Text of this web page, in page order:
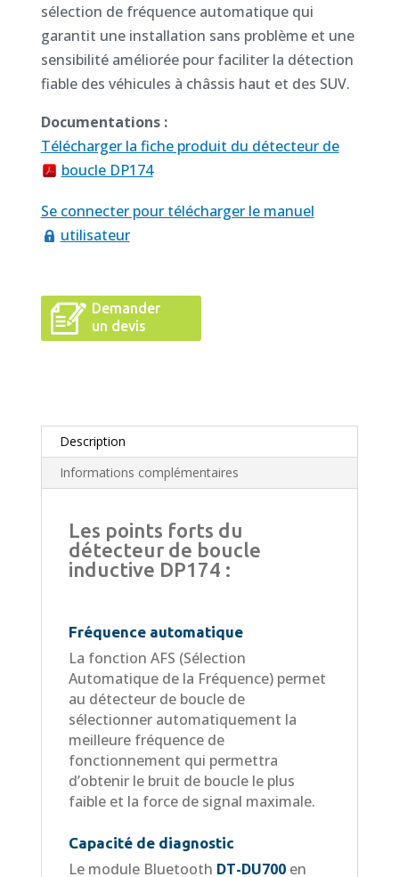
sélection de fréquence automatique qui
garantit une installation sans problème et une
sensibilité améliorée pour faciliter la détection
fiable des véhicules à châssis haut et des SUV.
Documentations :
Télécharger la fiche produit du détecteur de
boucle DP174
Se connecter pour télécharger le manuel
utilisateur
Demander
un devis
Description
Informations complémentaires
Les points forts du
détecteur de boucle
inductive DP174 :
Fréquence automatique
La fonction AFS (Sélection
Automatique de la Fréquence) permet
au détecteur de boucle de
sélectionner automatiquement la
meilleure fréquence de
fonctionnement qui permettra
d’obtenir le bruit de boucle le plus
faible et la force de signal maximale.
Capacité de diagnostic
Le module Bluetooth DT-DU700en